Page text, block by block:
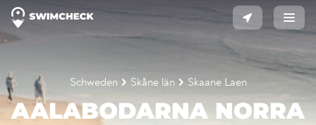
Schweden Skåne län Skaane Laen
AALABODARNA NORRA